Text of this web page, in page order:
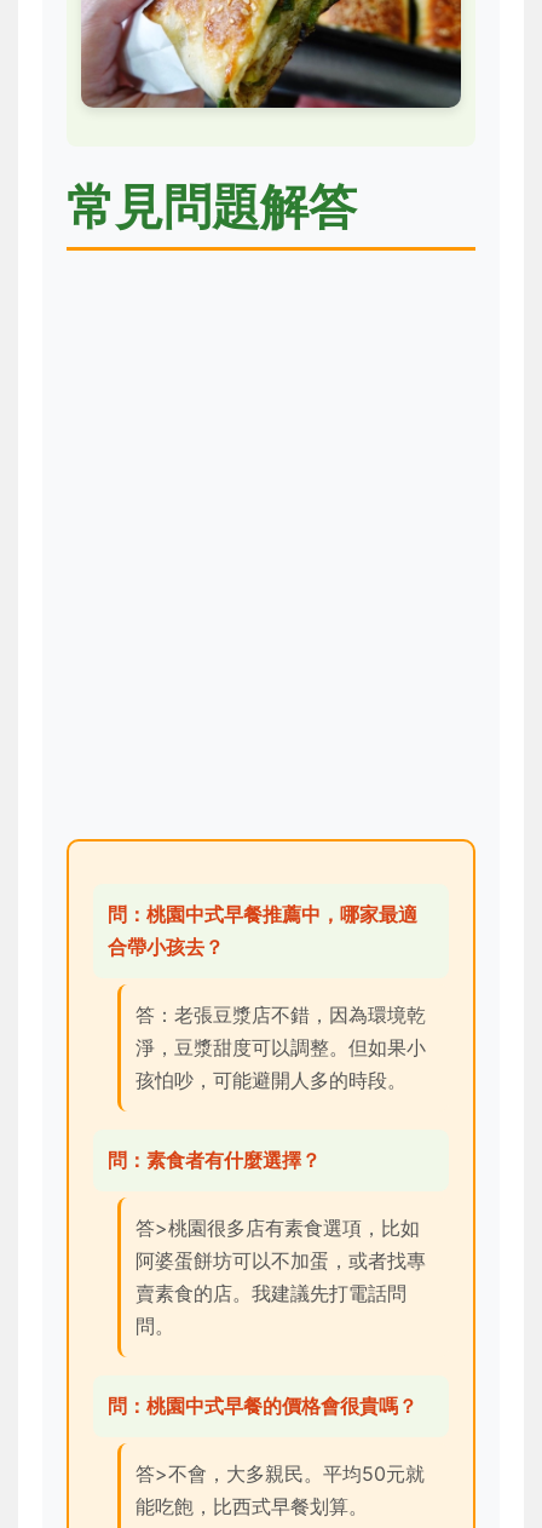
常見問題解答
問：桃園中式早餐推薦中，哪家最適
合帶小孩去？
答：老張豆漿店不錯，因為環境乾
淨，豆漿甜度可以調整。但如果小
孩怕吵，可能避開人多的時段。
問：素食者有什麼選擇？
答>桃園很多店有素食選項，比如
阿婆蛋餅坊可以不加蛋，或者找專
賣素食的店。我建議先打電話問
問。
問：桃園中式早餐的價格會很貴嗎？
答>不會，大多親民。平均50元就
能吃飽，比西式早餐划算。